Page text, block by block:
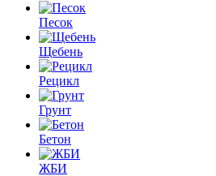
Песок
Щебень
Рецикл
Грунт
Бетон
ЖБИ